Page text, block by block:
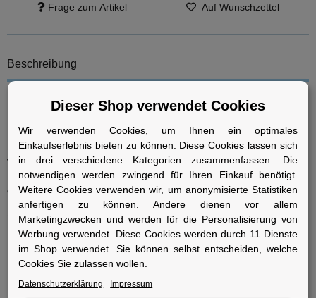
Frage zum Artikel Auf Wunschzettel
Beschreibung
Multitool: Lezyne BarPlug Insert Kit zur dezenten Integration in den
Lenker.
Dieses Werkzeugset wird direkt in die Endkappen-Öffnungen
verschiedener Lenkerarten eingesetzt und bleibt so stets griffbereit.
Die kompakte Bauweise ermöglicht eine platzsparende Lagerung
ohne zusätzliche Taschen oder Halterungen.
Specs auf einen Blick
Hersteller:Lezyne
Material:Aluminium
Innensechskantschlüssel:
Schraubendreher:Schlitz
Dieser Shop verwendet Cookies
Wir verwenden Cookies, um Ihnen ein optimales
Einkaufserlebnis bieten zu können. Diese Cookies lassen sich
in drei verschiedene Kategorien zusammenfassen. Die
notwendigen werden zwingend für Ihren Einkauf benötigt.
Weitere Cookies verwenden wir, um anonymisierte Statistiken
anfertigen zu können. Andere dienen vor allem
Marketingzwecken und werden für die Personalisierung von
Werbung verwendet. Diese Cookies werden durch 11 Dienste
im Shop verwendet. Sie können selbst entscheiden, welche
Cookies Sie zulassen wollen.
Datenschutzerklärung Impressum